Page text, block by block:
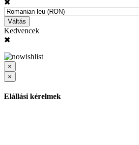
✖
Váltás
Kedvencek
✖
×
×
Elállási kérelmek